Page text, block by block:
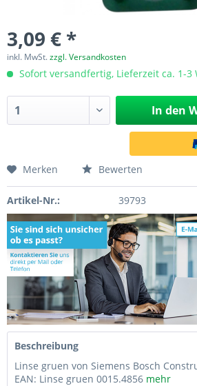
3,09 € *
inkl. MwSt.zzgl. Versandkosten
Sofort versandfertig, Lieferzeit ca. 1-3
In den
Merken Bewerten
Artikel-Nr.: 39793
Beschreibung
Linse gruen von Siemens Bosch
EAN: Linse gruen 0015.4856 mehr